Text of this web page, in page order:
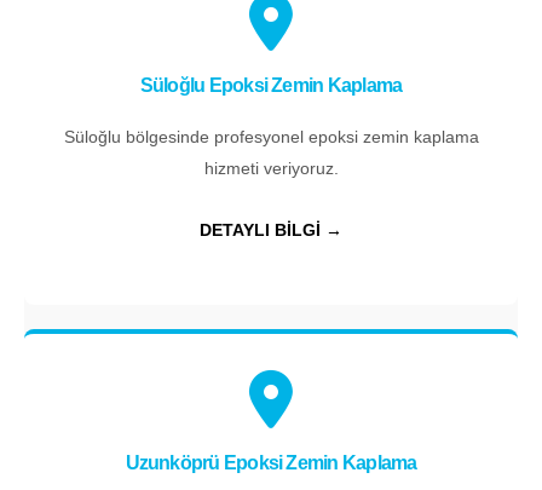
Süloğlu Epoksi Zemin Kaplama
Süloğlu bölgesinde profesyonel epoksi zemin kaplama
hizmeti veriyoruz.
DETAYLI BİLGİ →
Uzunköprü Epoksi Zemin Kaplama